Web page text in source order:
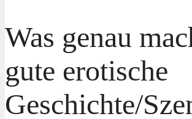
Was genau
gute erotische
Geschichte/